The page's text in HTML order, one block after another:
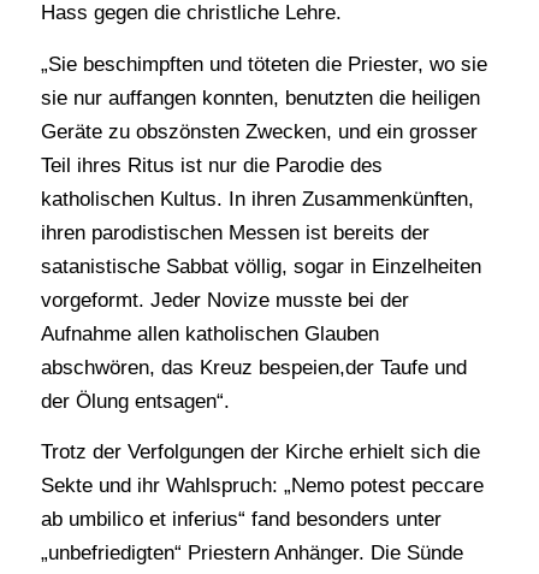
Hass gegen die christliche Lehre.
„Sie beschimpften und töteten die Priester, wo sie
sie nur auffangen konnten, benutzten die heiligen
Geräte zu obszönsten Zwecken, und ein grosser
Teil ihres Ritus ist nur die Parodie des
katholischen Kultus. In ihren Zusammenkünften,
ihren parodistischen Messen ist bereits der
satanistische Sabbat völlig, sogar in Einzelheiten
vorgeformt. Jeder Novize musste bei der
Aufnahme allen katholischen Glauben
abschwören, das Kreuz bespeien,der Taufe und
der Ölung entsagen“.
Trotz der Verfolgungen der Kirche erhielt sich die
Sekte und ihr Wahlspruch: „Nemo potest peccare
ab umbilico et inferius“ fand besonders unter
„unbefriedigten“ Priestern Anhänger. Die Sünde